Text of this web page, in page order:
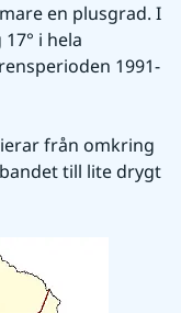
en plusgrad. I
i hela
1991-
från omkring
till lite drygt